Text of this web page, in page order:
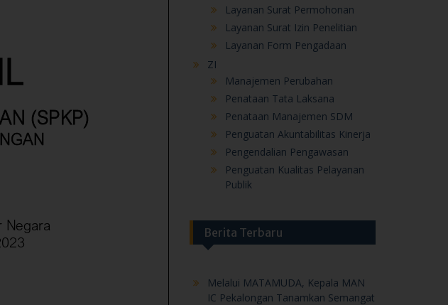
Layanan Surat Permohonan
Layanan Surat Izin Penelitian
Layanan Form Pengadaan
ZI
Manajemen Perubahan
Penataan Tata Laksana
Penataan Manajemen SDM
Penguatan Akuntabilitas Kinerja
Pengendalian Pengawasan
Penguatan Kualitas Pelayanan
Publik
Berita Terbaru
Melalui MATAMUDA, Kepala MAN
IC Pekalongan Tanamkan Semangat